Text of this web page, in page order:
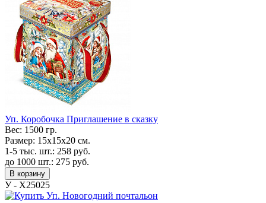
Уп. Коробочка Приглашение в сказку
Вес: 1500 гр.
Размер: 15х15х20 см.
1-5 тыс. шт.: 258 руб.
до 1000 шт.: 275 руб.
В корзину
У - Х25025